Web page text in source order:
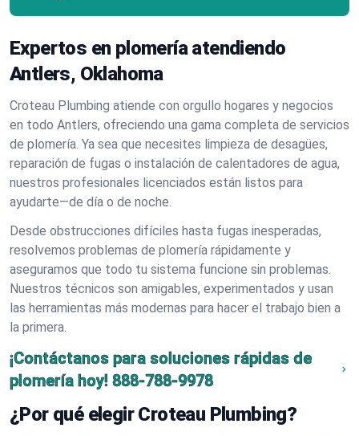
Expertos en plomería atendiendo
Antlers, Oklahoma
Croteau Plumbing atiende con orgullo hogares y negocios
en todo Antlers, ofreciendo una gama completa de servicios
de plomería. Ya sea que necesites limpieza de desagües,
reparación de fugas o instalación de calentadores de agua,
nuestros profesionales licenciados están listos para
ayudarte—de día o de noche.
Desde obstrucciones difíciles hasta fugas inesperadas,
resolvemos problemas de plomería rápidamente y
aseguramos que todo tu sistema funcione sin problemas.
Nuestros técnicos son amigables, experimentados y usan
las herramientas más modernas para hacer el trabajo bien a
la primera.
¡Contáctanos para soluciones rápidas de
plomería hoy! 888-788-9978
¿Por qué elegir Croteau Plumbing?